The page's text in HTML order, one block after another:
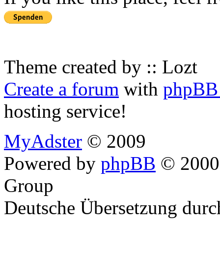
Theme created by :: Lozt
Create a forum with
hosting service!
MyAdster © 2009
Powered by phpBB ©
Group
Deutsche Übersetzung